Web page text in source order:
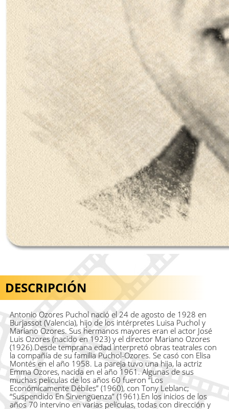
DESCRIPCIÓN
Antonio Ozores Puchol nació el 24 de agosto de 1928 en
Burjassot (Valencia), hijo de los intérpretes Luisa Puchol y
Mariano Ozores. Sus hermanos mayores eran el actor José
Luis Ozores (nacido en 1923) y el director Mariano Ozores
(1926).Desde temprana edad interpretó obras teatrales con
la compañía de su familia Puchol-Ozores. Se casó con Elisa
Montés en el año 1958. La pareja tuvo una hija, la actriz
Emma Ozores, nacida en el año 1961. Algunas de sus
muchas películas de los años 60 fueron “Los
Económicamente Débiles” (1960), con Tony Leblanc;
“Suspendido En Sirvengüenza” (1961).En los inicios de los
años 70 intervino en varias películas, todas con dirección y